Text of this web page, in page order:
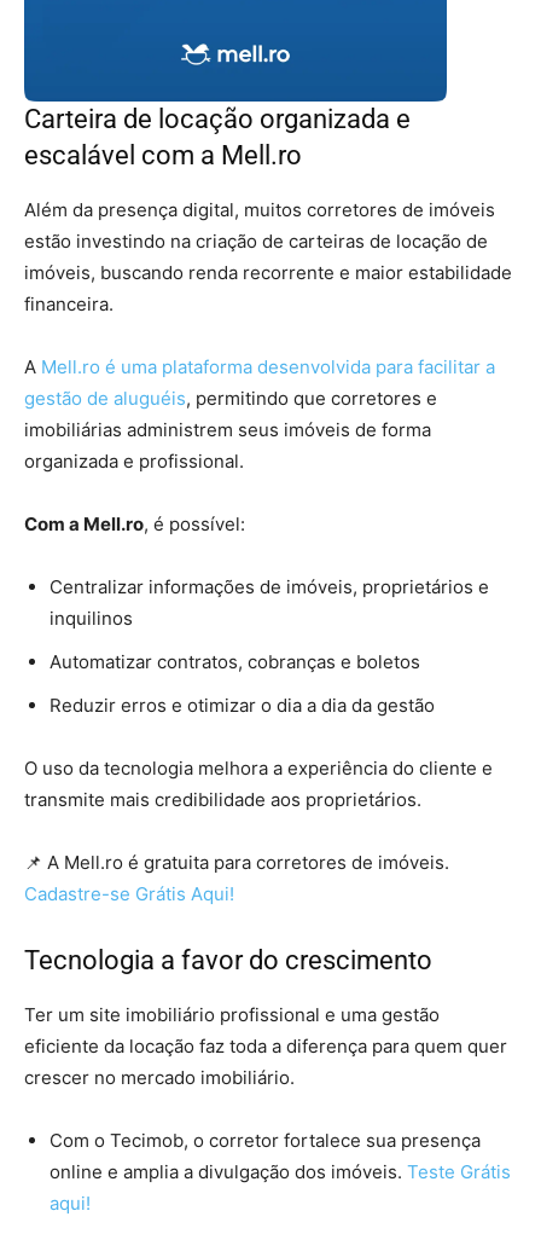
Carteira de locação organizada e
escalável com a Mell.ro
Além da presença digital, muitos corretores de imóveis
estão investindo na criação de carteiras de locação de
imóveis, buscando renda recorrente e maior estabilidade
financeira.
A Mell.ro é uma plataforma desenvolvida para facilitar a
gestão de aluguéis, permitindo que corretores e
imobiliárias administrem seus imóveis de forma
organizada e profissional.
Com a Mell.ro, é possível:
Centralizar informações de imóveis, proprietários e
inquilinos
Automatizar contratos, cobranças e boletos
Reduzir erros e otimizar o dia a dia da gestão
O uso da tecnologia melhora a experiência do cliente e
transmite mais credibilidade aos proprietários.
📌 A Mell.ro é gratuita para corretores de imóveis.
Cadastre-se Grátis Aqui!
Tecnologia a favor do crescimento
Ter um site imobiliário profissional e uma gestão
eficiente da locação faz toda a diferença para quem quer
crescer no mercado imobiliário.
Com o Tecimob, o corretor fortalece sua presença
online e amplia a divulgação dos imóveis. Teste Grátis
aqui!